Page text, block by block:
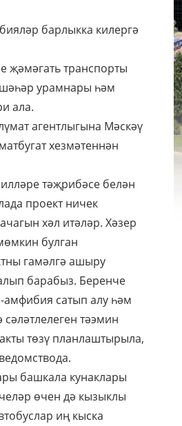
барлыкка килергә
җәмәгать транспорты
урамнары һәм
ала.
агентлыгына Мәскәү
хезмәтеннән
тәҗрибәсе белән
проект ничек
хәл итәләр. Хәзер
булган
гамәлгә ашыру
барабыз. Беренче
амфибия сатып алу һәм
тәэмин
төзү планлаштырыла,
башкала кунаклары
өчен дә кызыклы
иң кыска